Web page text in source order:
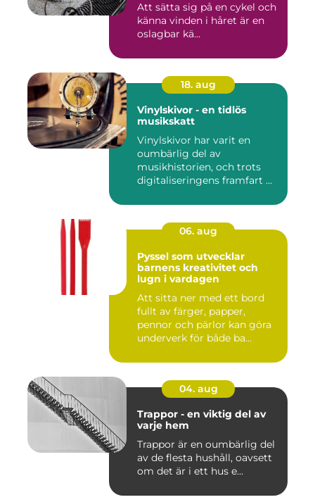
Att sätta sig på en cykel och
känna vinden i håret är en
oslagbar kä...
18. aug
Vinylskivor - en tidlös
musikskatt
Vinylskivor har varit en
oumbärlig del av
musikhistorien, och trots
digitaliseringens framfart ...
06. aug
Pyssel som utvecklar
barnens kreativitet och
lugn i vardagen
Att sitta ner med ett bord
fullt av färger, papper,
pennor och pärlor kan göra
underverk för både ba...
04. aug
Trappor - en viktig del av
varje hem
Trappor är en oumbärlig del
av de flesta hushåll, oavsett
om det är i ett hus e...